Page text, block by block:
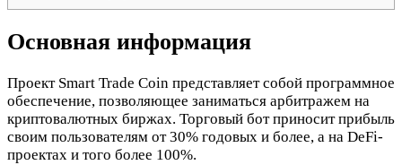
Основная информация
Проект Smart Trade Coin представляет собой программное
обеспечение, позволяющее заниматься арбитражем на
криптовалютных биржах. Торговый бот приносит прибыль
своим пользователям от 30% годовых и более, а на DeFi-
проектах и того более 100%.